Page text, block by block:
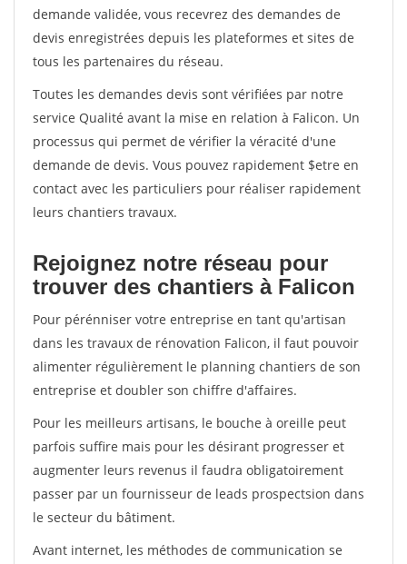
demande validée, vous recevrez des demandes de
devis enregistrées depuis les plateformes et sites de
tous les partenaires du réseau.
Toutes les demandes devis sont vérifiées par notre
service Qualité avant la mise en relation à Falicon. Un
processus qui permet de vérifier la véracité d'une
demande de devis. Vous pouvez rapidement $etre en
contact avec les particuliers pour réaliser rapidement
leurs chantiers travaux.
Rejoignez notre réseau pour
trouver des chantiers à Falicon
Pour pérénniser votre entreprise en tant qu'artisan
dans les travaux de rénovation Falicon, il faut pouvoir
alimenter régulièrement le planning chantiers de son
entreprise et doubler son chiffre d'affaires.
Pour les meilleurs artisans, le bouche à oreille peut
parfois suffire mais pour les désirant progresser et
augmenter leurs revenus il faudra obligatoirement
passer par un fournisseur de leads prospectsion dans
le secteur du bâtiment.
Avant internet, les méthodes de communication se